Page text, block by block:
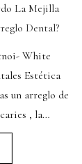
La Mejilla
Dental?
White
Estética
un arreglo de
, la…